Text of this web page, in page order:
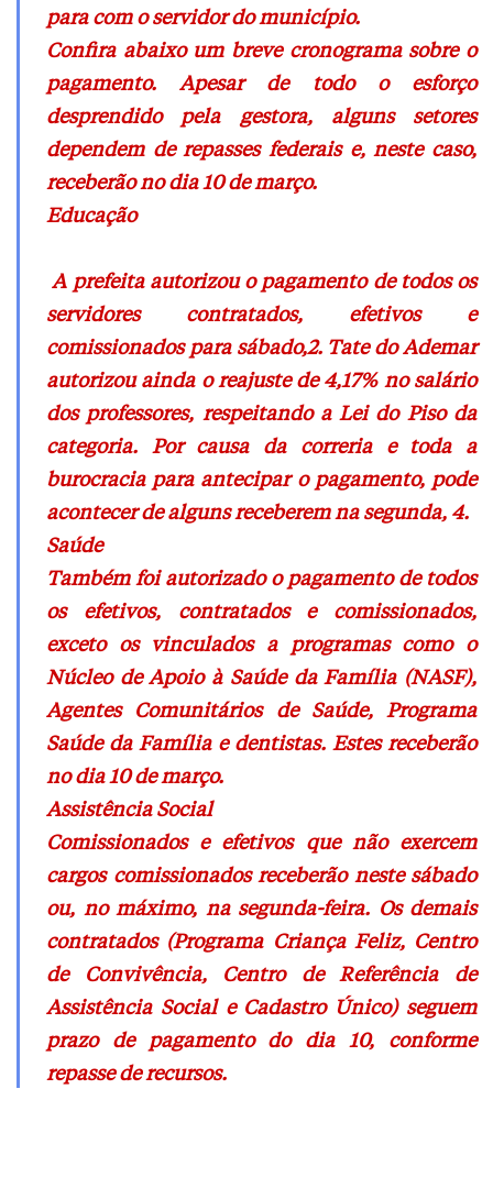
para com o servidor do município.
Confira abaixo um breve cronograma sobre o
pagamento. Apesar de todo o esforço
desprendido pela gestora, alguns setores
dependem de repasses federais e, neste caso,
receberão no dia 10 de março.
Educação
A prefeita autorizou o pagamento de todos os
servidores contratados, efetivos e
comissionados para sábado,2. Tate do Ademar
autorizou ainda o reajuste de 4,17% no salário
dos professores, respeitando a Lei do Piso da
categoria. Por causa da correria e toda a
burocracia para antecipar o pagamento, pode
acontecer de alguns receberem na segunda, 4.
Saúde
Também foi autorizado o pagamento de todos
os efetivos, contratados e comissionados,
exceto os vinculados a programas como o
Núcleo de Apoio à Saúde da Família (NASF),
Agentes Comunitários de Saúde, Programa
Saúde da Família e dentistas. Estes receberão
no dia 10 de março.
Assistência Social
Comissionados e efetivos que não exercem
cargos comissionados receberão neste sábado
ou, no máximo, na segunda-feira. Os demais
contratados (Programa Criança Feliz, Centro
de Convivência, Centro de Referência de
Assistência Social e Cadastro Único) seguem
prazo de pagamento do dia 10, conforme
repasse de recursos.